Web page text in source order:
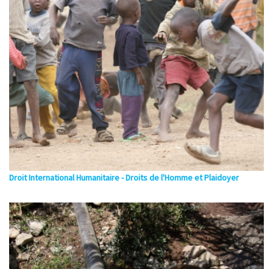
Droit International Humanitaire - Droits de l'Homme et Plaidoyer